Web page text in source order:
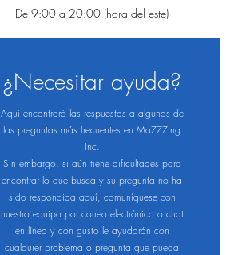
De 9:00 a 20:00 (hora del este)
¿Necesitar ayuda?
Aquí encontrará las respuestas a algunas de
las preguntas más frecuentes en MaZZZing
Inc.
Sin embargo, si aún tiene dificultades para
encontrar lo que busca y su pregunta no ha
sido respondida aquí, comuníquese con
nuestro equipo por correo electrónico o chat
en línea y con gusto le ayudarán con
cualquier problema o pregunta que pueda